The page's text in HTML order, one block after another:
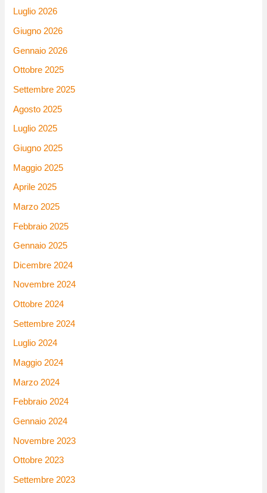
Luglio 2026
Giugno 2026
Gennaio 2026
Ottobre 2025
Settembre 2025
Agosto 2025
Luglio 2025
Giugno 2025
Maggio 2025
Aprile 2025
Marzo 2025
Febbraio 2025
Gennaio 2025
Dicembre 2024
Novembre 2024
Ottobre 2024
Settembre 2024
Luglio 2024
Maggio 2024
Marzo 2024
Febbraio 2024
Gennaio 2024
Novembre 2023
Ottobre 2023
Settembre 2023